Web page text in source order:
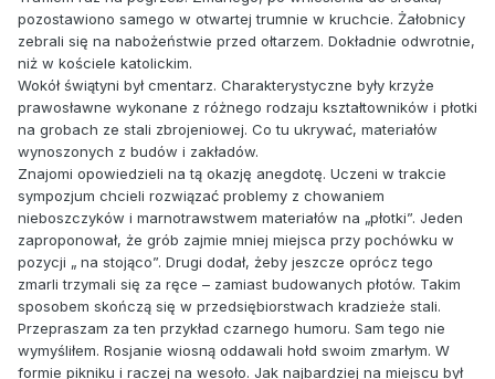
pozostawiono samego w otwartej trumnie w kruchcie. Żałobnicy
zebrali się na nabożeństwie przed ołtarzem. Dokładnie odwrotnie,
niż w kościele katolickim.
Wokół świątyni był cmentarz. Charakterystyczne były krzyże
prawosławne wykonane z różnego rodzaju kształtowników i płotki
na grobach ze stali zbrojeniowej. Co tu ukrywać, materiałów
wynoszonych z budów i zakładów.
Znajomi opowiedzieli na tą okazję anegdotę. Uczeni w trakcie
sympozjum chcieli rozwiązać problemy z chowaniem
nieboszczyków i marnotrawstwem materiałów na „płotki”. Jeden
zaproponował, że grób zajmie mniej miejsca przy pochówku w
pozycji „ na stojąco”. Drugi dodał, żeby jeszcze oprócz tego
zmarli trzymali się za ręce – zamiast budowanych płotów. Takim
sposobem skończą się w przedsiębiorstwach kradzieże stali.
Przepraszam za ten przykład czarnego humoru. Sam tego nie
wymyśliłem. Rosjanie wiosną oddawali hołd swoim zmarłym. W
formie pikniku i raczej na wesoło. Jak najbardziej na miejscu był